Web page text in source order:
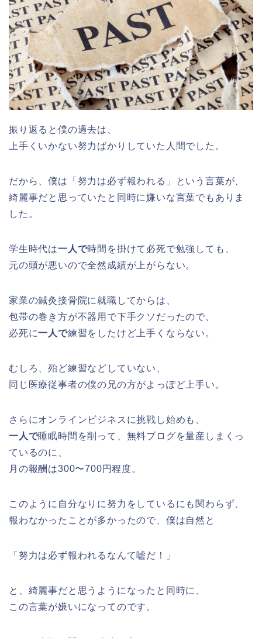
振り返ると僕の過去は、
上手くいかない努力ばかりしていた人間でした。
だから、僕は「努力は必ず報われる」という言葉が、
綺麗事だと思っていたと同時に嫌いな言葉でもありま
した。
学生時代は一人で時間を掛けて必死で勉強しても、
元の頭が悪いので全然成績が上がらない。
家業の鍼灸接骨院に就職してからは、
包帯の巻き方が不器用で下手クソだったので、
必死に一人で練習をしたけど上手くならない。
むしろ、殆ど練習などしていない、
同じ医療従事者の僕の兄の方がよっぽど上手い。
さらにオンラインビジネスに挑戦し始めも、
一人で睡眠時間を削って、無料ブログを量産しまくっ
ているのに、
月の報酬は300〜700円程度。
このように自分なりに努力をしているにも関わらず、
報わなかったことが多かったので、僕は自然と
「努力は必ず報われるなんて嘘だ！」
と、綺麗事だと思うようになったと同時に、
この言葉が嫌いになってのです。